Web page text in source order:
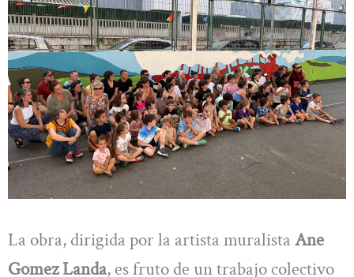
La obra, dirigida por la artista muralista Ane
Gomez Landa, es fruto de un trabajo colectivo